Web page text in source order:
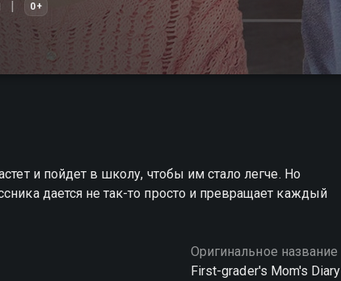
0+
и пойдет в школу, чтобы им стало легче. Но
дается не так-то просто и превращает каждый
Оригинальное название
First-grader's Mom's Diary